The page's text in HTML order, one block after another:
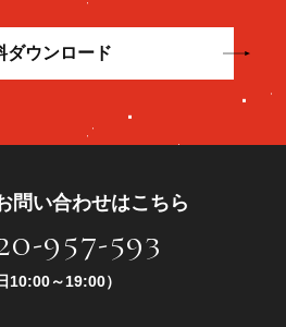
ダウンロード
問い合わせはこちら
957-593
10:00～19:00）